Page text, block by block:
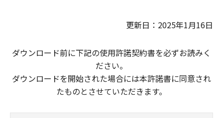
更新日：2025年1月16日
ダウンロード前に下記の使用許諾契約書を必ずお読みく
ださい。
ダウンロードを開始された場合には本許諾書に同意され
たものとさせていただきます。